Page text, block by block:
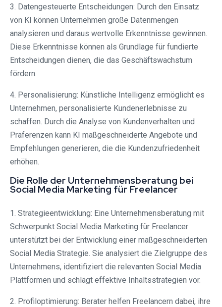
3. Datengesteuerte Entscheidungen: Durch den Einsatz
von KI können Unternehmen große Datenmengen
analysieren und daraus wertvolle Erkenntnisse gewinnen.
Diese Erkenntnisse können als Grundlage für fundierte
Entscheidungen dienen, die das Geschäftswachstum
fördern.
4. Personalisierung: Künstliche Intelligenz ermöglicht es
Unternehmen, personalisierte Kundenerlebnisse zu
schaffen. Durch die Analyse von Kundenverhalten und
Präferenzen kann KI maßgeschneiderte Angebote und
Empfehlungen generieren, die die Kundenzufriedenheit
erhöhen.
Die Rolle der Unternehmensberatung bei
Social Media Marketing für Freelancer
1. Strategieentwicklung: Eine Unternehmensberatung mit
Schwerpunkt Social Media Marketing für Freelancer
unterstützt bei der Entwicklung einer maßgeschneiderten
Social Media Strategie. Sie analysiert die Zielgruppe des
Unternehmens, identifiziert die relevanten Social Media
Plattformen und schlägt effektive Inhaltsstrategien vor.
2. Profiloptimierung: Berater helfen Freelancern dabei, ihre